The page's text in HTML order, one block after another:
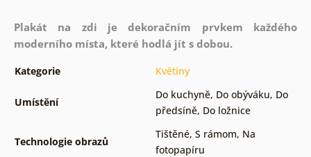
Plakát na zdi je dekoračním prvkem každého
moderního místa, které hodlá jít s dobou.
Kategorie Květiny
Umístění
Do kuchyně, Do obýváku, Do
předsíně, Do ložnice
Technologie obrazů
Tištěné, S rámom, Na
fotopapíru